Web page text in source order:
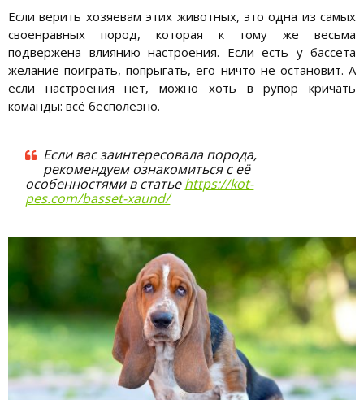
Если верить хозяевам этих животных, это одна из самых
своенравных пород, которая к тому же весьма
подвержена влиянию настроения. Если есть у бассета
желание поиграть, попрыгать, его ничто не остановит. А
если настроения нет, можно хоть в рупор кричать
команды: всё бесполезно.
Если вас заинтересовала порода,
рекомендуем ознакомиться с её
особенностями в статьеhttps://kot-
pes.com/basset-xaund/